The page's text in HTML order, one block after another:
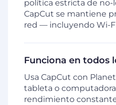
política estricta de no-
CapCut se mantiene
red — incluyendo Wi-
Funciona en todos
Usa CapCut con
tableta o
rendimiento